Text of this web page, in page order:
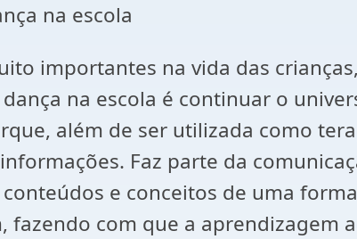
escola
importantes na vida das
na escola é continuar o
além de ser utilizada como
Faz parte da
e conceitos de uma
fazendo com que a aprendizagem